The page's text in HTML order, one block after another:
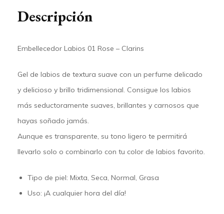
Descripción
Embellecedor Labios 01 Rose – Clarins
Gel de labios de textura suave con un perfume delicado
y delicioso y brillo tridimensional. Consigue los labios
más seductoramente suaves, brillantes y carnosos que
hayas soñado jamás.
Aunque es transparente, su tono ligero te permitirá
llevarlo solo o combinarlo con tu color de labios favorito.
Tipo de piel: Mixta, Seca, Normal, Grasa
Uso: ¡A cualquier hora del día!